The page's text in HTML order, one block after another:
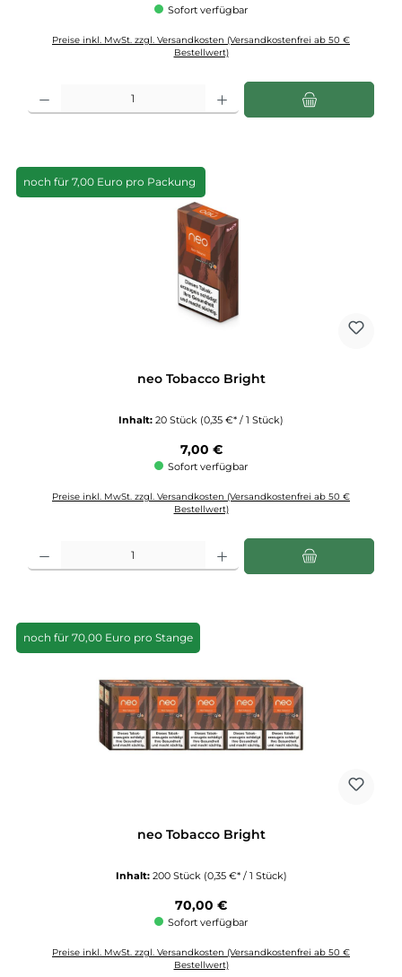
Sofort verfügbar
Preise inkl. MwSt. zzgl. Versandkosten (Versandkostenfrei ab 50 €
Bestellwert)
Produkt Anzahl: Gib den gewünschten Wert ein oder benutze die Schaltflächen
noch für 7,00 Euro pro Packung
neo Tobacco Bright
Inhalt: 20 Stück (0,35 €* / 1 Stück)
Regulärer Preis:
7,00 €
Sofort verfügbar
Preise inkl. MwSt. zzgl. Versandkosten (Versandkostenfrei ab 50 €
Bestellwert)
noch für 70,00 Euro pro Stange
neo Tobacco Bright
Inhalt: 200 Stück (0,35 €* / 1 Stück)
Regulärer Preis:
70,00 €
Sofort verfügbar
Preise inkl. MwSt. zzgl. Versandkosten (Versandkostenfrei ab 50 €
Bestellwert)